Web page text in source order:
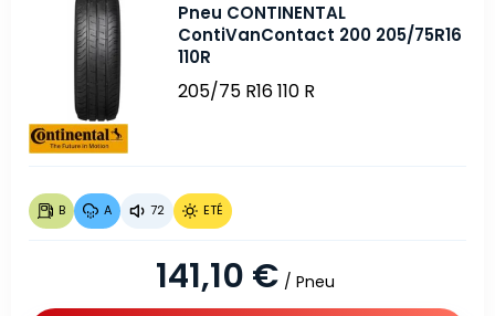
Pneu CONTINENTAL
ContiVanContact 200 205/75R16
110R
205/75 R16 110 R
B A 72 ETÉ
141,10 € / Pneu